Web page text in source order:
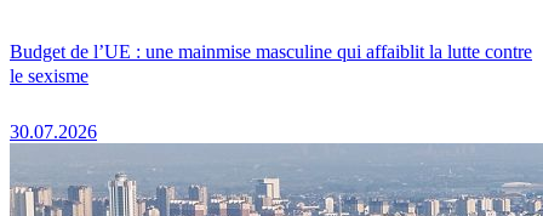
Budget de l’UE : une mainmise masculine qui affaiblit la lutte contre
le sexisme
30.07.2026